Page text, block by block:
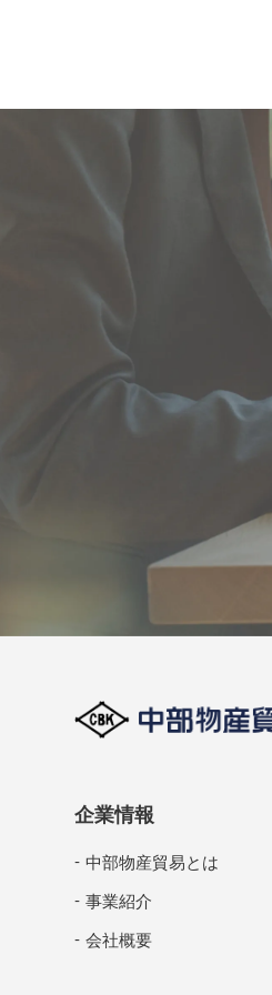
企業情報
中部物産貿易とは
事業紹介
会社概要